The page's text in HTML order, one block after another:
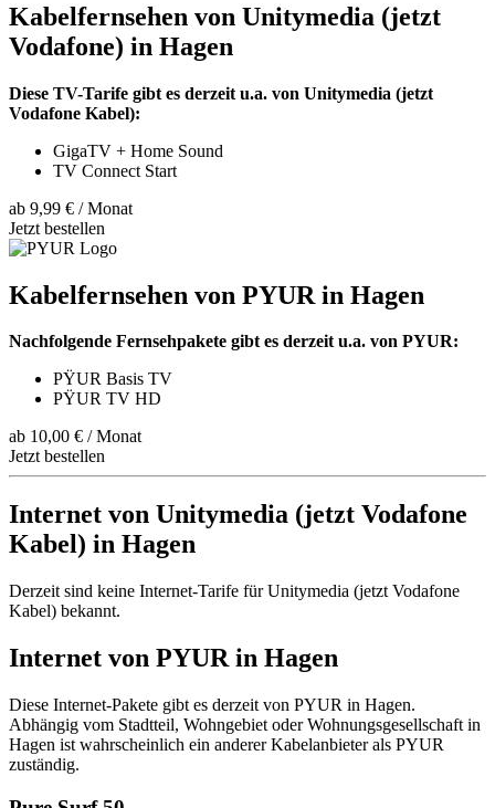
Kabelfernsehen von Unitymedia (jetzt
Vodafone) in Hagen
Diese TV-Tarife gibt es derzeit u.a. von Unitymedia (jetzt
Vodafone Kabel):
GigaTV + Home Sound
TV Connect Start
ab 9,99 € / Monat
Jetzt bestellen
Kabelfernsehen von PYUR in Hagen
Nachfolgende Fernsehpakete gibt es derzeit u.a. von PYUR:
PŸUR Basis TV
PŸUR TV HD
ab 10,00 € / Monat
Jetzt bestellen
Internet von Unitymedia (jetzt Vodafone
Kabel) in Hagen
Derzeit sind keine Internet-Tarife für Unitymedia (jetzt Vodafone
Kabel) bekannt.
Internet von PYUR in Hagen
Diese Internet-Pakete gibt es derzeit von PYUR in Hagen.
Abhängig vom Stadtteil, Wohngebiet oder Wohnungsgesellschaft in
Hagen ist wahrscheinlich ein anderer Kabelanbieter als PYUR
zuständig.